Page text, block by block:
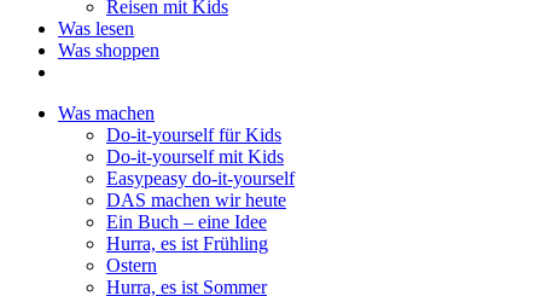
Reisen mit Kids
Was lesen
Was shoppen
Was machen
Do-it-yourself für Kids
Do-it-yourself mit Kids
Easypeasy do-it-yourself
DAS machen wir heute
Ein Buch – eine Idee
Hurra, es ist Frühling
Ostern
Hurra, es ist Sommer